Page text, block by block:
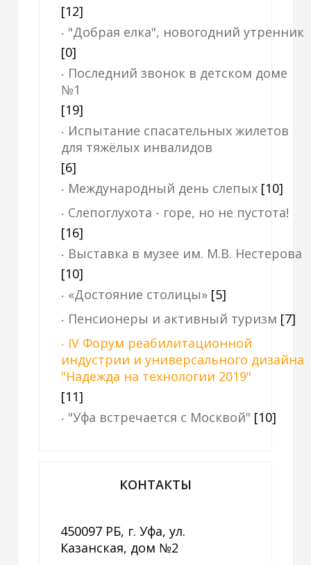
[12]
"Добрая елка", новогодний утренник
[0]
Последний звонок в детском доме
№1
[19]
Испытание спасательных жилетов
для тяжёлых инвалидов
[6]
Международный день слепых [10]
Слепоглухота - горе, но не пустота!
[16]
Выставка в музее им. М.В. Нестерова
[10]
«Достояние столицы» [5]
Пенсионеры и активный туризм [7]
IV Форум реабилитационной
индустрии и универсального дизайна
"Надежда на технологии 2019"
[11]
"Уфа встречается с Москвой" [10]
КОНТАКТЫ
450097 РБ, г. Уфа, ул.
Казанская, дом №2